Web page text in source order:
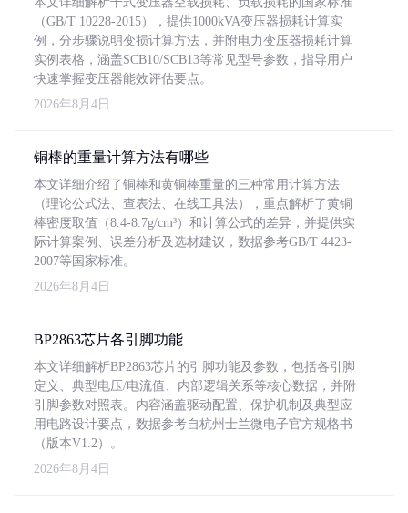
（GB/T 10228-2015），提供1000kVA变压器损耗计算实
例，分步骤说明变损计算方法，并附电力变压器损耗计算
实例表格，涵盖SCB10/SCB13等常见型号参数，指导用户
快速掌握变压器能效评估要点。
2026年8月4日
铜棒的重量计算方法有哪些
本文详细介绍了铜棒和黄铜棒重量的三种常用计算方法
（理论公式法、查表法、在线工具法），重点解析了黄铜
棒密度取值（8.4-8.7g/cm³）和计算公式的差异，并提供实
际计算案例、误差分析及选材建议，数据参考GB/T 4423-
2007等国家标准。
2026年8月4日
BP2863芯片各引脚功能
本文详细解析BP2863芯片的引脚功能及参数，包括各引脚
定义、典型电压/电流值、内部逻辑关系等核心数据，并附
引脚参数对照表。内容涵盖驱动配置、保护机制及典型应
用电路设计要点，数据参考自杭州士兰微电子官方规格书
（版本V1.2）。
2026年8月4日